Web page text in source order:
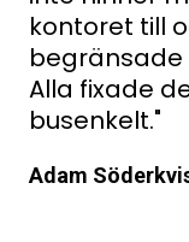
kontoret till
Alla fixade
busenkelt."
Adam